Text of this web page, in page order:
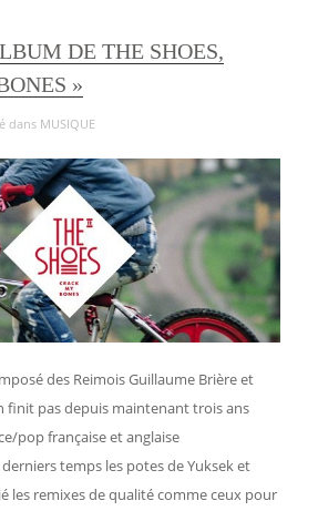
DE THE SHOES,
»
dans MUSIQUE
des Reimois Guillaume Brière et
finit pas depuis maintenant trois ans
pop française et anglaise
temps les potes de Yuksek et
les remixes de qualité comme ceux pour